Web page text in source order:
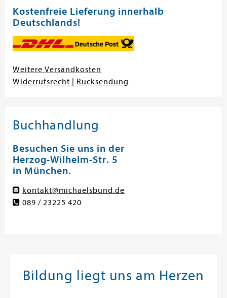
Kostenfreie Lieferung innerhalb
Deutschlands!
Weitere Versandkosten
Widerrufsrecht
Rücksendung
Buchhandlung
Besuchen Sie uns in der
Herzog-Wilhelm-Str. 5
in München.
kontakt@michaelsbund.de
089 / 23225 420
Bildung liegt uns am Herzen